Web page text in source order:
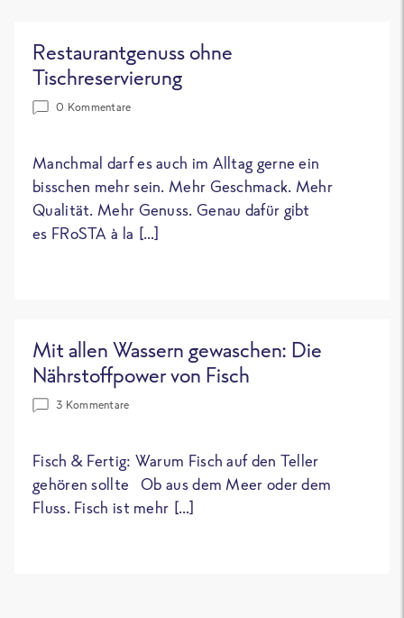
Restaurantgenuss ohne
Tischreservierung
0 Kommentare
Manchmal darf es auch im Alltag gerne ein
bisschen mehr sein. Mehr Geschmack. Mehr
Qualität. Mehr Genuss. Genau dafür gibt
es FRoSTA à la […]
Mit allen Wassern gewaschen: Die
Nährstoffpower von Fisch
3 Kommentare
Fisch & Fertig: Warum Fisch auf den Teller
gehören sollte Ob aus dem Meer oder dem
Fluss. Fisch ist mehr […]